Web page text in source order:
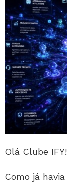
Olá Clube
Como já